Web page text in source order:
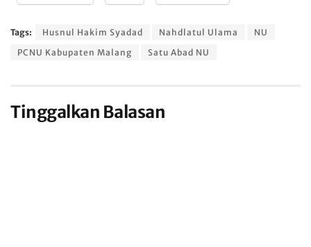
Tags: Husnul Hakim Syadad Nahdlatul Ulama
NU
PCNU Kabupaten Malang
Satu Abad NU
Tinggalkan Balasan